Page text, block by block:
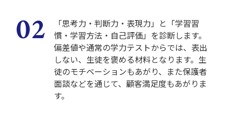
「思考力・判断力・表現力」と「学習習
慣・学習方法・自己評価」を診断します。
偏差値や通常の学力テストからでは、表出
しない、生徒を褒める材料となります。生
徒のモチベーションもあがり、また保護者
面談などを通じて、顧客満足度もあがりま
す。